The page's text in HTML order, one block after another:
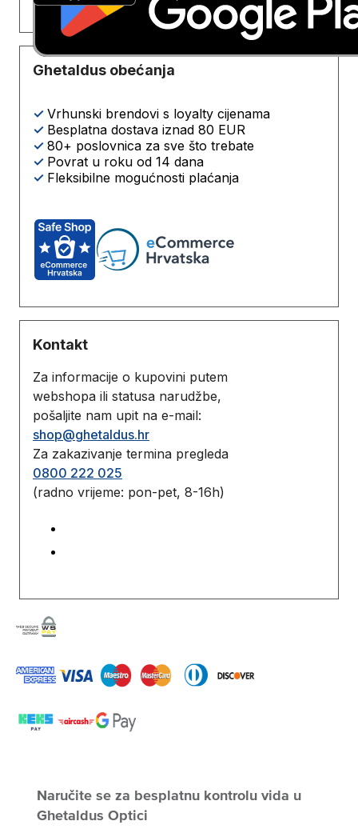
Ghetaldus obećanja
✓ Vrhunski brendovi s loyalty cijenama
✓ Besplatna dostava iznad 80 EUR
✓ 80+ poslovnica za sve što trebate
✓ Povrat u roku od 14 dana
✓ Fleksibilne mogućnosti plaćanja
Kontakt
Za informacije o kupovini putem
webshopa ili statusa narudžbe,
pošaljite nam upit na e-mail:
shop@ghetaldus.hr
Za zakazivanje termina pregleda
0800 222 025
(radno vrijeme: pon-pet, 8-16h)